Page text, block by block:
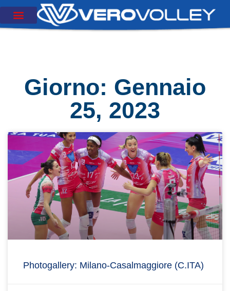
Giorno: Gennaio
25, 2023
Photogallery: Milano-Casalmaggiore (C.ITA)